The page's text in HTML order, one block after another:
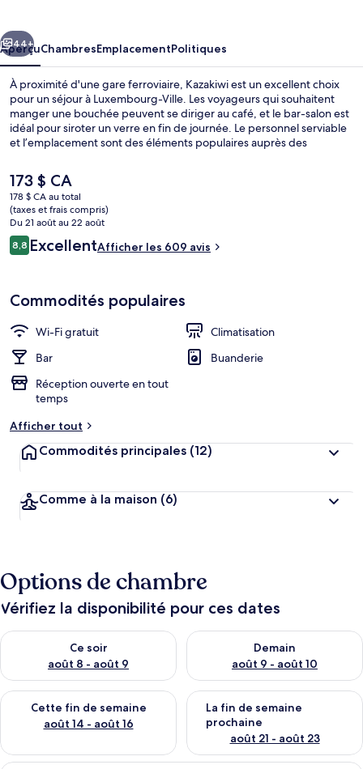
Suivant
44+
AperçuChambresEmplacementPolitiques
À proximité d'une gare ferroviaire, Kazakiwi est un excellent choix
pour un séjour à Luxembourg-Ville. Les voyageurs qui souhaitent
manger une bouchée peuvent se diriger au café, et le bar-salon est
idéal pour siroter un verre en fin de journée. Le personnel serviable
et l’emplacement sont des éléments populaires auprès des
du transport en commun : Arrêt de tram Gare Centrale se trouve
à 4 minutes et Arrêt de tram Paräisser Plaz/Place de Paris est
à 5 minutes.
Le
prix
actuel
est
de 173 $ CA
173 $ CA
178 $ CA au total
(taxes et frais compris)
Du 21 août au 22 août
Avis
8,88,8 sur 10 –
ExcellentAfficher les 609 avis
Commodités populaires
Wi-Fi gratuit
Climatisation
Bar
Buanderie
Réception ouverte en tout
temps
Afficher tout
Commodités principales (12)
Comme à la maison (6)
Options de chambre
Vérifiez la disponibilité pour ces dates
Ce soir
août 8 - août 9
Vérifier la disponibilité pour ce soir août 8 - août 9
Demain
août 9 - août 10
Vérifier la disponibilité pour
Cette fin de semaine
août 14 - août 16
Vérifier la disponibilité pour cette fin de semaine août 14 -
La fin de semaine
prochaine
août 21 - août 23
Vérifier la disponibilité pour